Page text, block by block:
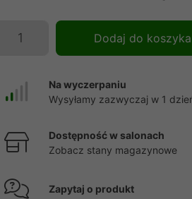
Dodaj do koszyka
Na wyczerpaniu
Wysyłamy zazwyczaj w 1
Dostępność w salonach
Zobacz stany magazynowe
Zapytaj o produkt